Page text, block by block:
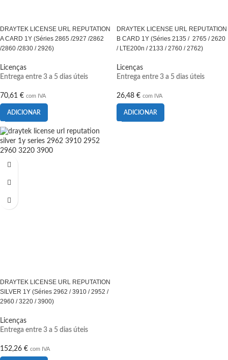
DRAYTEK LICENSE URL REPUTATION
A CARD 1Y (Séries 2865 /2927 /2862
/2860 /2830 / 2926)
Licenças
Entrega entre 3 a 5 dias úteis
70,61 € com IVA
ADICIONAR
DRAYTEK LICENSE URL REPUTATION
B CARD 1Y (Séries 2135 / 2765 / 2620
/ LTE200n / 2133 / 2760 / 2762)
Licenças
Entrega entre 3 a 5 dias úteis
26,48 € com IVA
ADICIONAR
DRAYTEK LICENSE URL REPUTATION
SILVER 1Y (Séries 2962 / 3910 / 2952 /
2960 / 3220 / 3900)
Licenças
Entrega entre 3 a 5 dias úteis
152,26 € com IVA